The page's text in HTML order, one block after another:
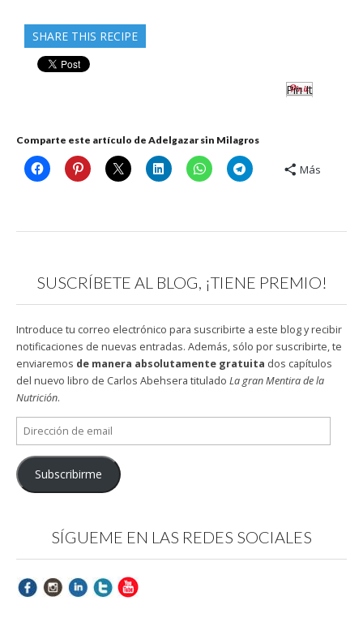
SHARE THIS RECIPE
Pin It
Comparte este artículo de Adelgazar sin Milagros
Más
SUSCRÍBETE AL BLOG, ¡TIENE PREMIO!
Introduce tu correo electrónico para suscribirte a este blog y recibir
notificaciones de nuevas entradas. Además, sólo por suscribirte, te
enviaremos de manera absolutamente gratuita dos capítulos
del nuevo libro de Carlos Abehsera titulado La gran Mentira de la
Nutrición.
Dirección
de
email
Subscribirme
SÍGUEME EN LAS REDES SOCIALES